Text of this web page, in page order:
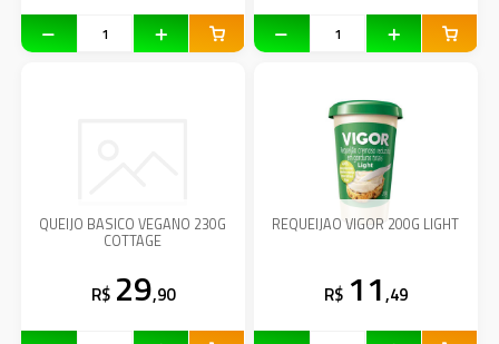
QUEIJO BASICO VEGANO 230G
COTTAGE
R$ 29,90
REQUEIJAO VIGOR 200G LIGHT
R$ 11,49